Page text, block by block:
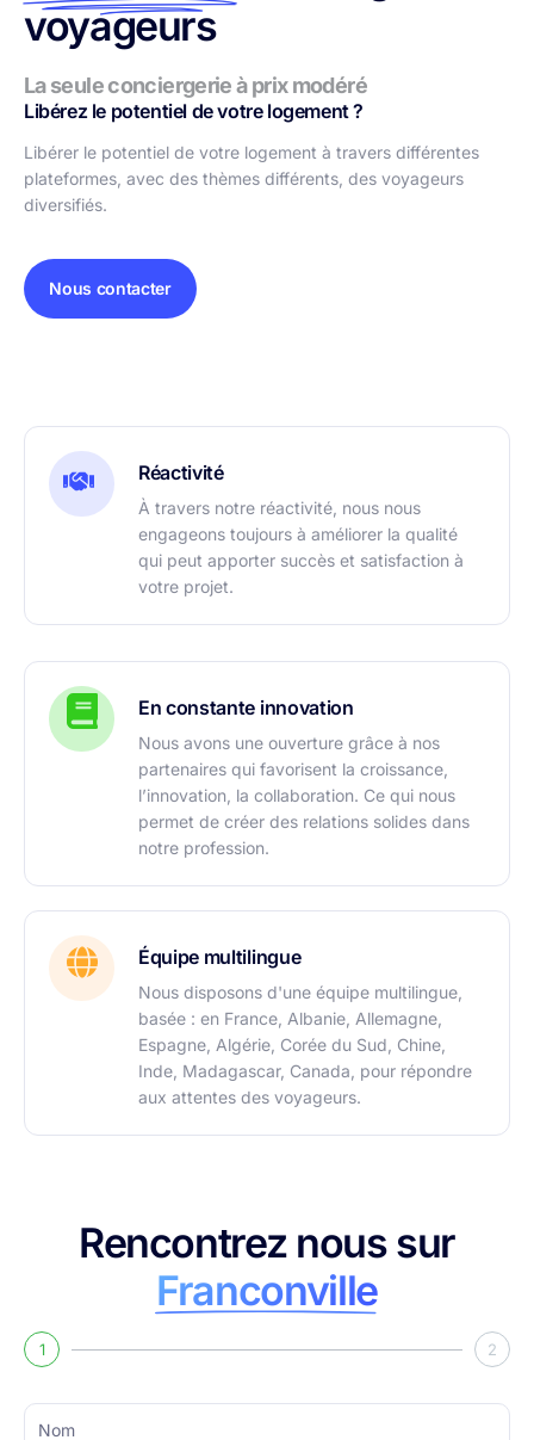
Réactivité
À travers notre réactivité, nous nous
engageons toujours à améliorer la qualité
qui peut apporter succès et satisfaction à
votre projet.
En constante innovation
Nous avons une ouverture grâce à nos
partenaires qui favorisent la croissance,
l’innovation, la collaboration. Ce qui nous
permet de créer des relations solides dans
notre profession.
Équipe multilingue
Nous disposons d'une équipe multilingue,
basée : en France, Albanie, Allemagne,
Espagne, Algérie, Corée du Sud, Chine,
Inde, Madagascar, Canada, pour répondre
aux attentes des voyageurs.
voyageurs
La seule conciergerie à prix modéré
Libérez le potentiel de votre logement ?
Libérer le potentiel de votre logement à travers différentes
plateformes, avec des thèmes différents, des voyageurs
diversifiés.
Nous contacter
Rencontrez nous sur
Franconville
1 2
Nom